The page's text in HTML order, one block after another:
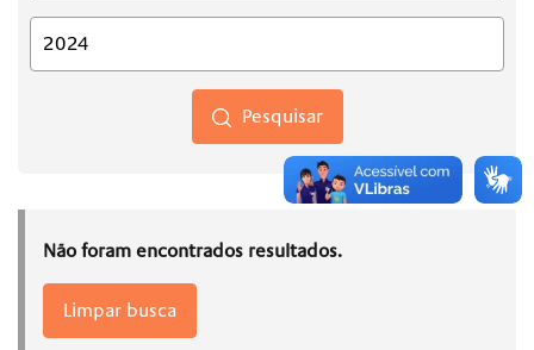
Pesquisar
Não foram encontrados resultados.
Limpar busca